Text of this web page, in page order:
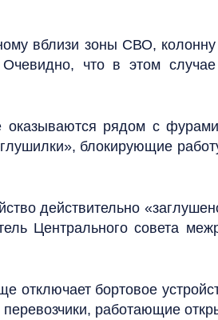
вблизи зоны СВО,
что в этом
рядом с
блокирующие
действительно
Центрального совета
отключает бортовое
работающие